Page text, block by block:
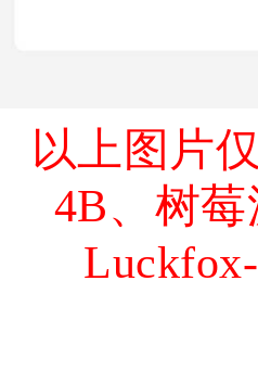
以上图片
4B、 树莓